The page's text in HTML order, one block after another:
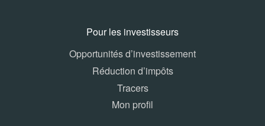
Pour les investisseurs
Opportunités d’investissement
Réduction d’impôts
Tracers
Mon profil